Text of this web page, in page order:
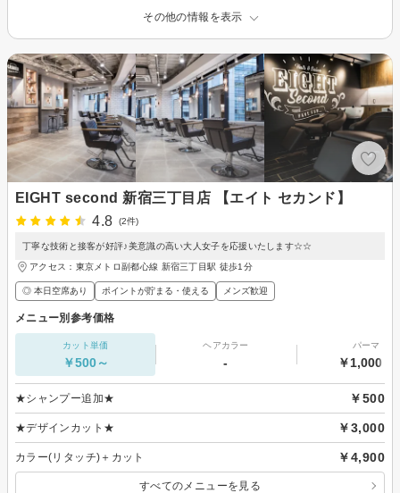
その他の情報を表示
EIGHT second 新宿三丁目店 【エイト セカンド】
4.8
(2件)
丁寧な技術と接客が好評♪美意識の高い大人女子を応援いたします☆☆
アクセス：東京メトロ副都心線 新宿三丁目駅 徒歩1分
◎ 本日空席あり ポイントが貯まる・使える メンズ歓迎
メニュー別参考価格
カット単価
￥500～
ヘアカラー
-
パーマ
￥1,000～
★シャンプー追加★ ￥500
★デザインカット★ ￥3,000
カラー(リタッチ)＋カット ￥4,900
すべてのメニューを見る